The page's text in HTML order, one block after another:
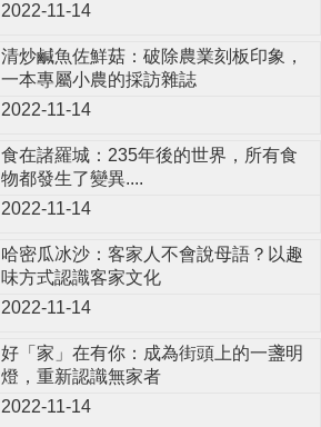
2022-11-14
清炒鹹魚佐鮮菇：破除農業刻板印象，
一本專屬小農的採訪雜誌
2022-11-14
食在諸羅城：235年後的世界，所有食
物都發生了變異....
2022-11-14
哈密瓜冰沙：客家人不會說母語？以趣
味方式認識客家文化
2022-11-14
好「家」在有你：成為街頭上的一盞明
燈，重新認識無家者
2022-11-14